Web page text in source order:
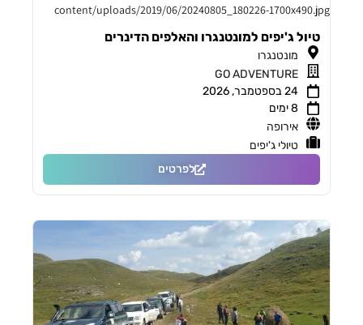
טיול ג'יפים למונטנגרו והאלפים הדינרים
מונטנגרו
GO ADVENTURE
24 בספטמבר, 2026
8 ימים
אירופה
טיולי ג'יפים
לפרטים